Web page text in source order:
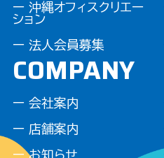
ー 沖縄オフィスクリエー
ション
ー 法人会員募集
COMPANY
ー 会社案内
ー 店舗案内
ー お知らせ